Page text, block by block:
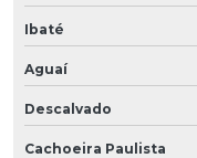
Ibaté
Aguaí
Descalvado
Cachoeira Paulista